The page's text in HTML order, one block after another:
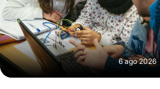
6 ago 2026